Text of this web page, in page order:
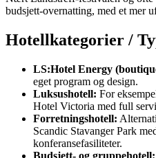
budsjett-overnatting, med et mer
Hotellkategorier /
LS:Hotel Energy
eget program og design.
Luksushotell: For
Hotel Victoria med full
Forretningshotell:
Scandic Stavanger Park
konferansefasiliteter.